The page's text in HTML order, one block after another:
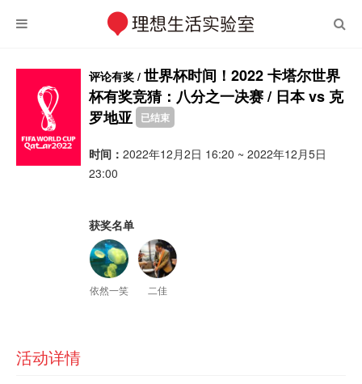
评论有奖 / 世界杯时间！2022 卡塔尔世界
杯有奖竞猜：八分之一决赛 / 日本 vs 克
罗地亚
已结束
时间： 2022年12月2日 16:20 ~ 2022年12月5日
23:00
获奖名单
依然一笑 二佳
活动详情